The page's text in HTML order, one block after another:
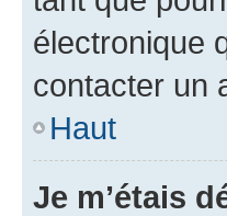
électronique
contacter un
Haut
Je m’étais